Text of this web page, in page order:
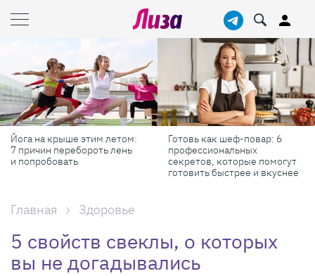
Йога на крыше этим летом:
7 причин перебороть лень
и попробовать
Готовь как шеф-повар: 6
профессиональных
секретов, которые помогут
готовить быстрее и вкуснее
Главная Здоровье
5 свойств свеклы, о которых
вы не догадывались